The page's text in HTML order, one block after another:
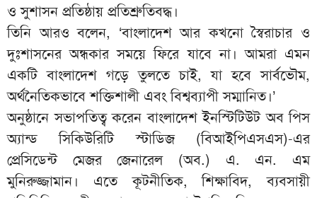
ও সুশাসন প্রতিষ্ঠায় প্রতিশ্রুতিবদ্ধ।
তিনি আরও বলেন, ‘বাংলাদেশ আর কখনো স্বৈরাচার ও
দুঃশাসনের অন্ধকার সময়ে ফিরে যাবে না। আমরা এমন
একটি বাংলাদেশ গড়ে তুলতে চাই, যা হবে সার্বভৌম,
অর্থনৈতিকভাবে শক্তিশালী এবং বিশ্বব্যাপী সম্মানিত।’
অনুষ্ঠানে সভাপতিত্ব করেন বাংলাদেশ ইনস্টিটিউট অব পিস
অ্যান্ড সিকিউরিটি স্টাডিজ (বিআইপিএসএস)-এর
প্রেসিডেন্ট মেজর জেনারেল (অব.) এ. এন. এম
মুনিরুজ্জামান। এতে কূটনীতিক, শিক্ষাবিদ, ব্যবসায়ী